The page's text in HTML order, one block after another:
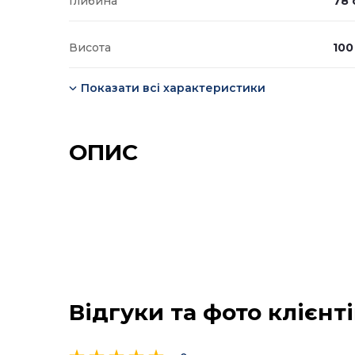
Висота
Показати всі характеристики
ОПИС
Відгуки та фото